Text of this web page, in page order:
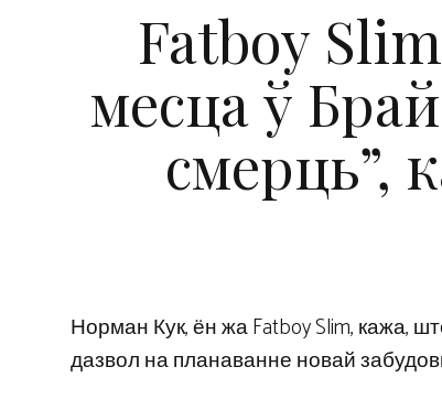
Fatboy
месца ў
смерць”,
Норман Кук, ён жа Fatboy Slim, кажа,
дазвол на планаванне новай